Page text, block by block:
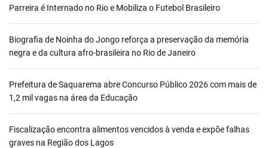
Parreira é Internado no Rio e Mobiliza o Futebol Brasileiro
Biografia de Noinha do Jongo reforça a preservação da memória
negra e da cultura afro-brasileira no Rio de Janeiro
Prefeitura de Saquarema abre Concurso Público 2026 com mais de
1,2 mil vagas na área da Educação
Fiscalização encontra alimentos vencidos à venda e expõe falhas
graves na Região dos Lagos